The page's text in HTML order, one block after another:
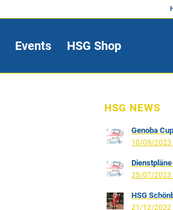
Events HSG Shop
HSG NEWS
Genoba
10/09/2023
25/07/2023
HSG
21/12/2022